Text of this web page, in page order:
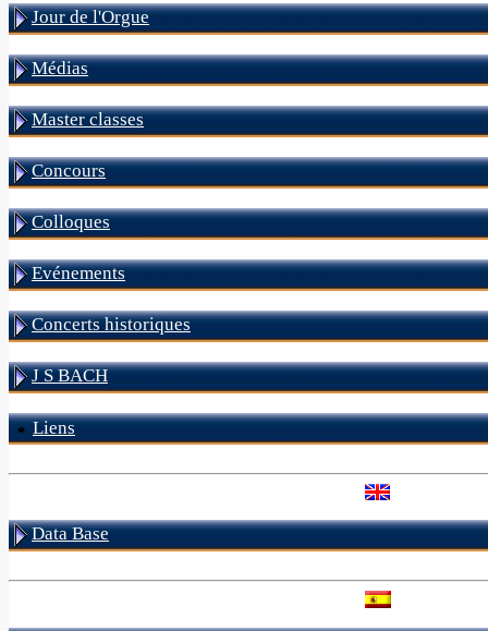
Jour de l'Orgue
Médias
Master classes
Concours
Colloques
Evénements
Concerts historiques
J S BACH
Liens
Data Base